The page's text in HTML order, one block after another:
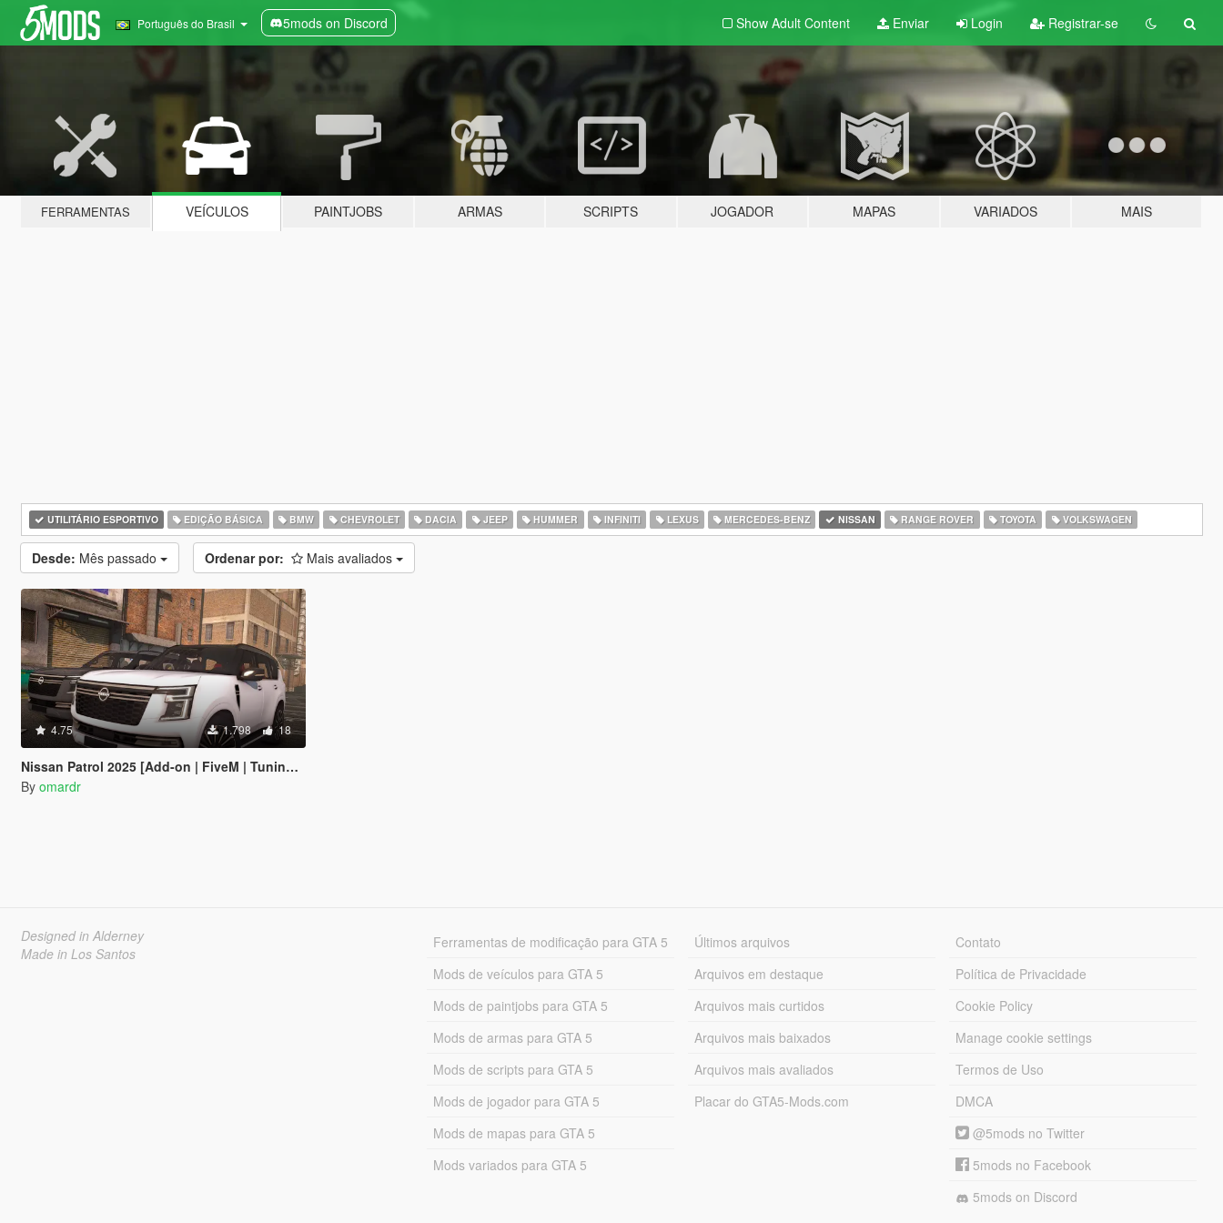
Português do Brasil 5mods on Discord Show Adult Content Enviar Login Registrar-se
FERRAMENTAS VEÍCULOS PAINTJOBS ARMAS SCRIPTS JOGADOR MAPAS VARIADOS MAIS
UTILITÁRIO ESPORTIVO EDIÇÃO BÁSICA BMW CHEVROLET DACIA JEEP HUMMER INFINITI LEXUS MERCEDES-BENZ NISSAN RANGE ROVER TOYOTA VOLKSWAGEN
Desde: Mês passado Ordenar por: Mais avaliados
4.75 1.798 18
Nissan Patrol 2025 [Add-on | FiveM | Tuning | Debadged]
By omardr
Designed in Alderney
Made in Los Santos
Ferramentas de modificação para GTA 5
Mods de veículos para GTA 5
Mods de paintjobs para GTA 5
Mods de armas para GTA 5
Mods de scripts para GTA 5
Mods de jogador para GTA 5
Mods de mapas para GTA 5
Mods variados para GTA 5
Últimos arquivos
Arquivos em destaque
Arquivos mais curtidos
Arquivos mais baixados
Arquivos mais avaliados
Placar do GTA5-Mods.com
Contato
Política de Privacidade
Cookie Policy
Manage cookie settings
Termos de Uso
DMCA
@5mods no Twitter
5mods no Facebook
5mods on Discord